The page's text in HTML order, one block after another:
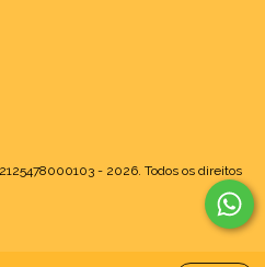
- 2026. Todos os direitos